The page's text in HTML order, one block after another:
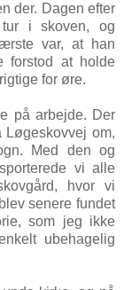
der. Dagen efter
i skoven, og
var, at han
forstod at holde
for øre.
på arbejde. Der
Løgeskovvej om,
Med den og
vi alle
hvor vi
senere fundet
som jeg ikke
ubehagelig